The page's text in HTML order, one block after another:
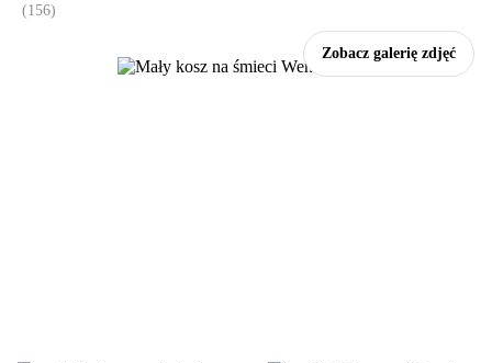
Zobacz galerię zdjęć
(156)